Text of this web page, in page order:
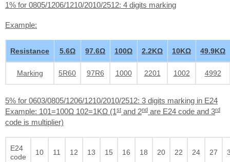
1% for 0805/1206/1210/2010/2512: 4 digits marking
Example:
Resistance 5.6Ω 97.6Ω 100Ω 2.2KΩ 10KΩ 49.9KΩ
Marking 5R60 97R6 1000 2201 1002 4992
5% for 0603/0805/1206/1210/2010/2512: 3 digits marking in E24
Example: 101=100Ω 102=1KΩ (1st and 2nd are E24 code and 3rd
code is multiplier)
E24
code
10 11 12 13 15 16 18 20 22 24 27